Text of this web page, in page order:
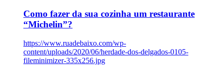
Como fazer da sua cozinha um restaurante
“Michelin”?
https://www.ruadebaixo.com/wp-
content/uploads/2020/06/herdade-dos-delgados-0105-
fileminimizer-335x256.jpg